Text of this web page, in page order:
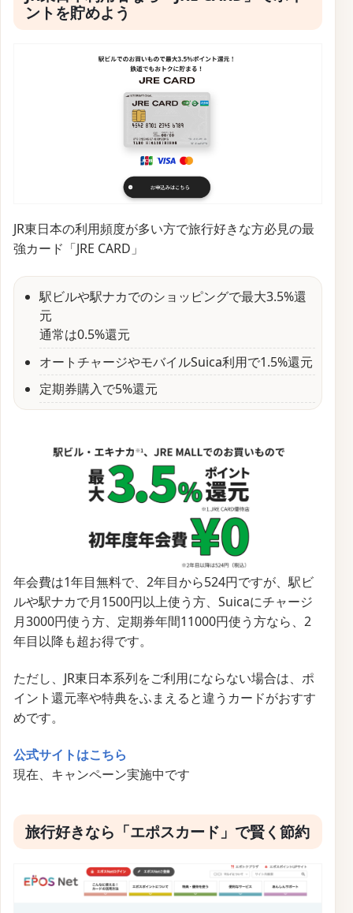
ントを貯めよう
JR東日本の利用頻度が多い方で旅行好きな方必見の最
強カード「JRE CARD」
駅ビルや駅ナカでのショッピングで最大3.5%還
元
通常は0.5%還元
オートチャージやモバイルSuica利用で1.5%還元
定期券購入で5%還元
年会費は1年目無料で、2年目から524円ですが、駅ビ
ルや駅ナカで月1500円以上使う方、Suicaにチャージ
月3000円使う方、定期券年間11000円使う方なら、2
年目以降も超お得です。
ただし、JR東日本系列をご利用にならない場合は、ポ
イント還元率や特典をふまえると違うカードがおすす
めです。
公式サイトはこちら
現在、キャンペーン実施中です
旅行好きなら「エポスカード」で賢く節約